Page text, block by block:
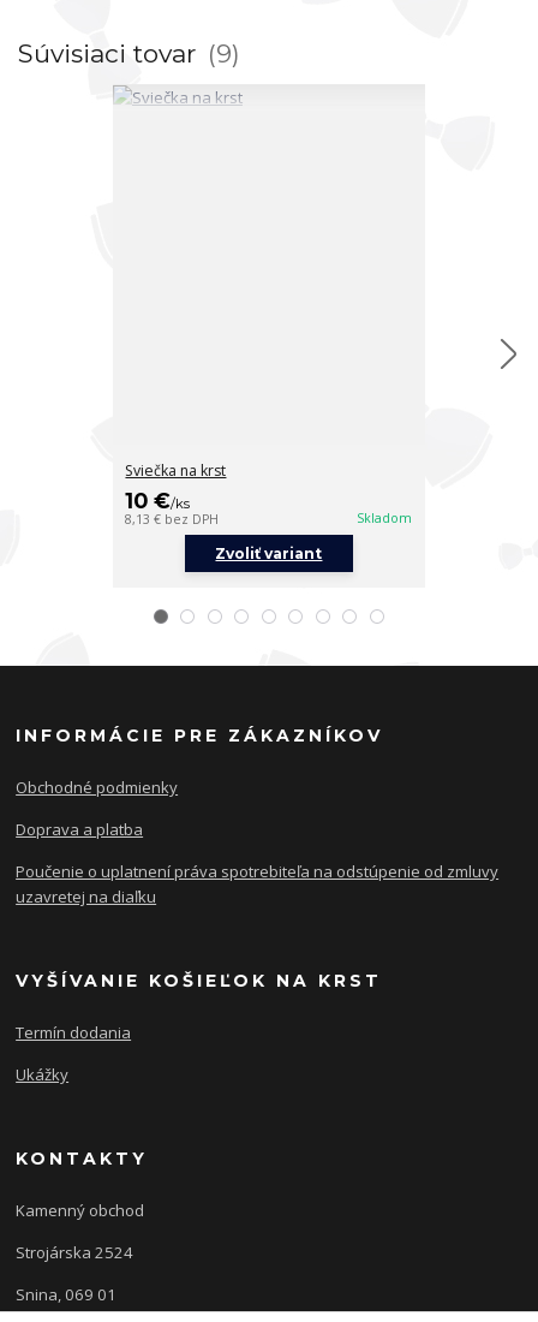
Súvisiaci tovar 9
Sviečka na krst
10 €/ks
8,13 € bez DPH Skladom
Zvoliť variant
INFORMÁCIE PRE ZÁKAZNÍKOV
Obchodné podmienky
Doprava a platba
Poučenie o uplatnení práva spotrebiteľa na odstúpenie od zmluvy
uzavretej na diaľku
VYŠÍVANIE KOŠIEĽOK NA KRST
Termín dodania
Ukážky
KONTAKTY
Kamenný obchod
Strojárska 2524
Snina, 069 01